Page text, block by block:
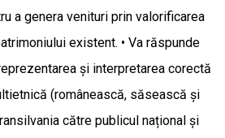
a genera venituri prin valorificarea
existent. • Va răspunde
și interpretarea corectă
(românească, săsească și
către publicul național și